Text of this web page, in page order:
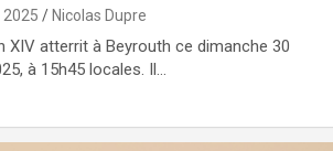
Nicolas Dupre
XIV atterrit à Beyrouth ce dimanche 30
à 15h45 locales. Il…